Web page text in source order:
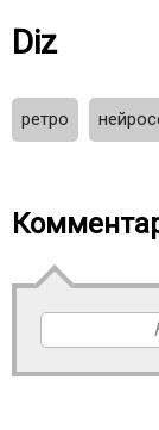
Diz
ретро